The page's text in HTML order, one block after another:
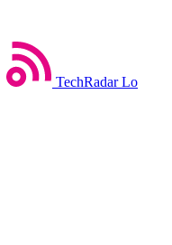
TechRadar Lo